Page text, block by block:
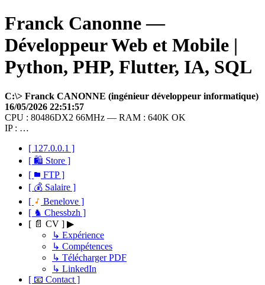
Franck Canonne —
Développeur Web et Mobile |
Python, PHP, Flutter, IA, SQL
C:\> Franck CANONNE (ingénieur développeur informatique)
16/05/2026 22:51:57
CPU : 80486DX2 66MHz — RAM : 640K OK
IP : …
[ 127.0.0.1 ]
[ 🛍 Store ]
[
FTP ]
[ 💰 Salaire ]
[
Benelove ]
[ ♞ Chessbzh ]
[ 📄 CV ] ▶
↳ Expérience
↳ Compétences
↳ Télécharger PDF
↳ LinkedIn
[ 📧 Contact ]